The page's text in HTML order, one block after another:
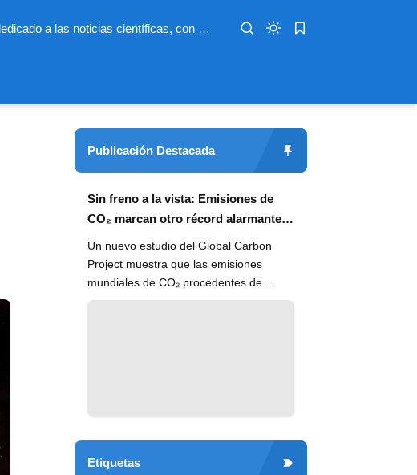
Infoterio es un medio digital dedicado a las noticias científicas, con artículos extensos y bien documentados sobre salud, medioambiente, tecnología, espacio, psicología, evolución y más. Nuestro objetivo es hacer accesible el conocimiento científico a lectores de habla hispana en todo el mundo, con información actualizada, fuentes confiables y explicaciones claras que conectan la ciencia con la vida cotidiana.
Publicación Destacada
Sin freno a la vista: Emisiones de
CO₂ marcan otro récord alarmante
en 2024
Un nuevo estudio del Global Carbon
Project muestra que las emisiones
mundiales de CO₂ procedentes de
combustibles fósiles han alcanzado un
Etiquetas